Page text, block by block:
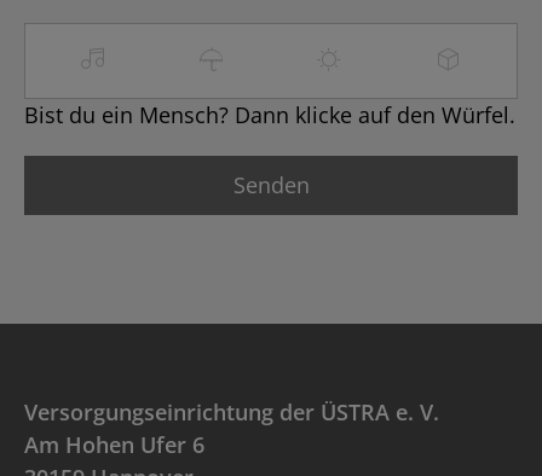
Bist du ein Mensch? Dann klicke auf den Würfel.
Versorgungseinrichtung der ÜSTRA e. V.
Am Hohen Ufer 6